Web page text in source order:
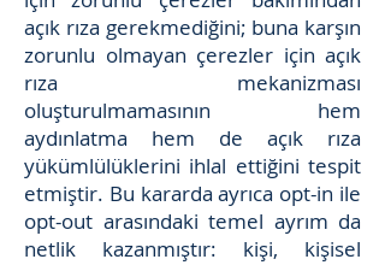
açık rıza gerekmediğini; buna karşın
zorunlu olmayan çerezler için açık
rıza mekanizması
oluşturulmamasının hem
aydınlatma hem de açık rıza
yükümlülüklerini ihlal ettiğini tespit
etmiştir. Bu kararda ayrıca opt-in ile
opt-out arasındaki temel ayrım da
netlik kazanmıştır: kişi, kişisel